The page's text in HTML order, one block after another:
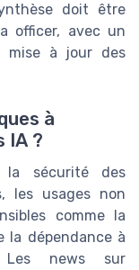
doit être
officer, avec un
mise à jour des
à
IA ?
la sécurité des
les usages non
comme la
la dépendance à
Les news sur